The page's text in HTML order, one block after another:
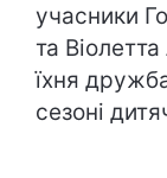
учасники
та
їхня
сезоні